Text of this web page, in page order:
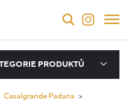
PRODUKTŮ
Casalgrande Padana